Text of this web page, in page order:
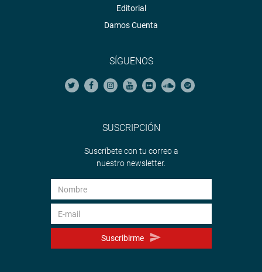
Editorial
Damos Cuenta
SÍGUENOS
SUSCRIPCIÓN
Suscríbete con tu correo a
nuestro newsletter.
Suscribirme